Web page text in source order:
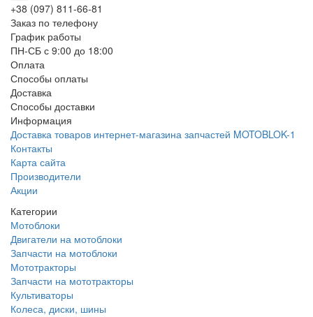
+38 (097) 811-66-81
Заказ по телефону
График работы
ПН-СБ с 9:00 до 18:00
Оплата
Способы оплаты
Доставка
Способы доставки
Информация
Доставка товаров интернет-магазина запчастей MOTOBLOK-1
Контакты
Карта сайта
Производители
Акции
Категории
Мотоблоки
Двигатели на мотоблоки
Запчасти на мотоблоки
Мототракторы
Запчасти на мототракторы
Культиваторы
Колеса, диски, шины